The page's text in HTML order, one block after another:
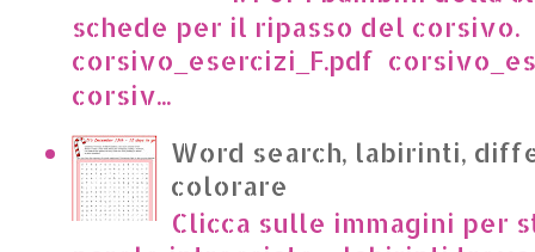
schede per il ripasso del corsivo.
corsivo_esercizi_F.pdf
corsiv...
Word search, labirinti,
colorare
Clicca sulle immagini per